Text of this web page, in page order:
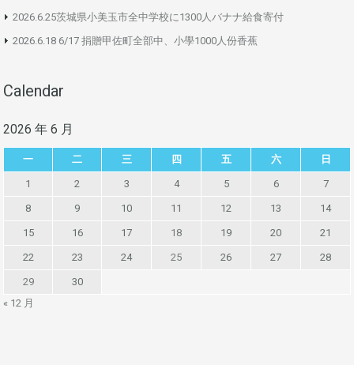
2026.6.25茨城県小美玉市全中学校に1300人バナナ給食寄付
2026.6.18 6/17 捐贈甲佐町全部中、小學1000人份香蕉
Calendar
2026 年 6 月
一 二 三 四 五 六 日
1 2 3 4 5 6 7
8 9 10 11 12 13 14
15 16 17 18 19 20 21
22 23 24 25 26 27 28
29
30
« 12 月